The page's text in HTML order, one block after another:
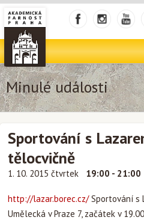
Minulé události
Sportování s
tělocvičně
1. 10. 2015 čtvrtek 19:00 - 21:00
http://lazar.borec.cz/Sportování s
Umělecká v Praze 7, začátek v